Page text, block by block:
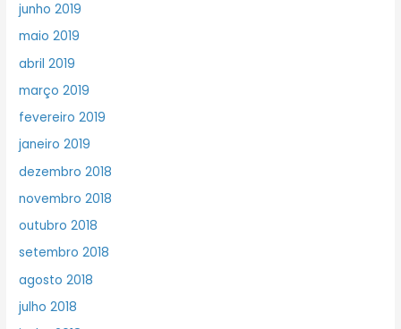
junho 2019
maio 2019
abril 2019
março 2019
fevereiro 2019
janeiro 2019
dezembro 2018
novembro 2018
outubro 2018
setembro 2018
agosto 2018
julho 2018